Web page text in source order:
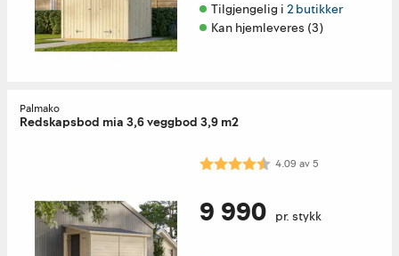
Tilgjengelig i 2 butikker
Kan hjemleveres (3)
Palmako
Redskapsbod mia 3,6 veggbod 3,9 m2
Karakter: 4.1 av 5 mulige
4.09 av5
9 990 pr. stykk